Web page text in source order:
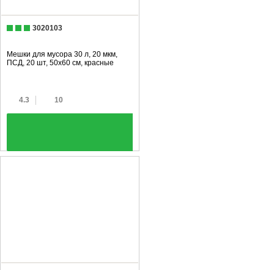
3020103
Мешки для мусора 30 л, 20 мкм,
ПСД, 20 шт, 50х60 см, красные
4.3 10